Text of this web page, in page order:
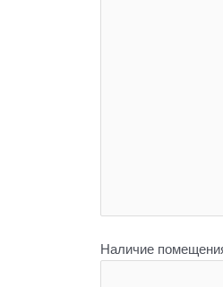
Наличие